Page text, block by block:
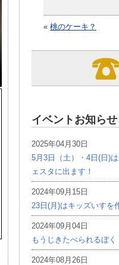
« 桃のケーキ？
イベントお知らせ
2025年04月30日
5月3日（土）・4日(日)
ェスタに出ます！
2024年09月15日
23日(月)はキッズいすを
2024年09月04日
もうじきたべられるぼく
2024年08月26日